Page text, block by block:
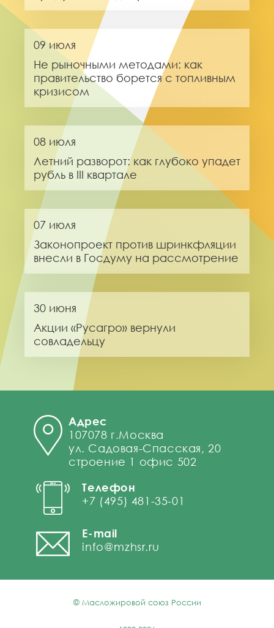
09 июля
Не рыночными методами: как
правительство борется с топливным
кризисом
08 июля
Летний разворот: как глубоко упадет
рубль в III квартале
07 июля
Законопроект против шринкфляции
внесли в Госдуму на рассмотрение
30 июня
Акции «Русагро» вернули
совладельцу
Адрес
107078 г.Москва
ул. Садовая-Спасская, 20
строение 1 офис 502
Телефон
+7 (495) 481-35-01
E-mail
info@mzhsr.ru
© Масложировой союз России